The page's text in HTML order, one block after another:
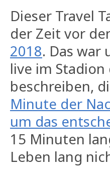
Dieser Travel
der Zeit vor
2018. Das war
live im
beschreiben,
Minute der
um das
15 Minuten
Leben lang